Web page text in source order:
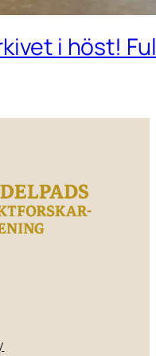
i höst!